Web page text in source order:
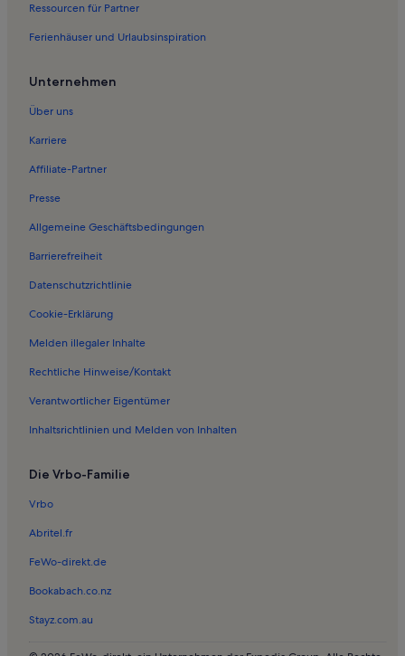
Ferienwohnungen in Maritim Museum Peenemünde
Ferienwohnungen in Klein Ernsthof
Ferienwohnungen in Wampen
Ferienwohnungen in Kemnitz
Ferienwohnungen in Hanshagen
Ferienwohnungen in Historisch-Technisches Museum
Ferienwohnungen in Phänomenta Peenemünde
Ferienwohnungen in Diedrichshagen
Ferienwohnungen in Binz
Ressourcen für Partner
Ferienhäuser und Urlaubsinspiration
Unternehmen
Über uns
Karriere
Affiliate-Partner
Presse
Allgemeine Geschäftsbedingungen
Barrierefreiheit
Datenschutzrichtlinie
Cookie-Erklärung
Melden illegaler Inhalte
Rechtliche Hinweise/Kontakt
Verantwortlicher Eigentümer
Inhaltsrichtlinien und Melden von Inhalten
Die Vrbo-Familie
Vrbo
Abritel.fr
FeWo-direkt.de
Bookabach.co.nz
Stayz.com.au